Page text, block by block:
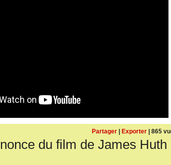
Partager | Exporter | 865
du film de James Huth